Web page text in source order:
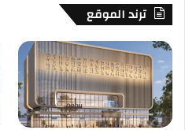
ترند الموقع